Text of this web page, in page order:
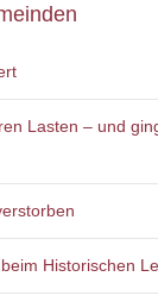
Lasten – und
Historischen